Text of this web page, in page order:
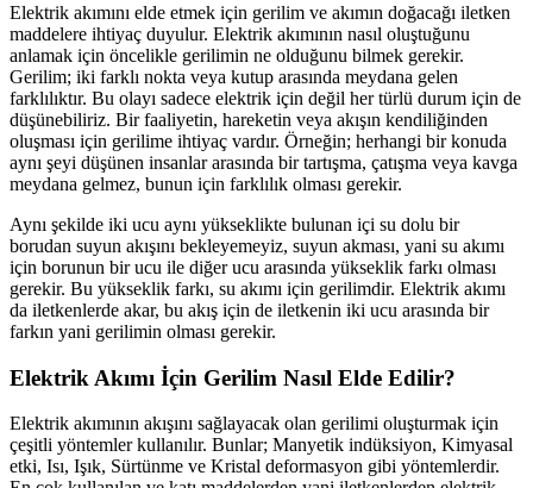
Elektrik akımını elde etmek için gerilim ve akımın doğacağı iletken
maddelere ihtiyaç duyulur. Elektrik akımının nasıl oluştuğunu
anlamak için öncelikle gerilimin ne olduğunu bilmek gerekir.
Gerilim; iki farklı nokta veya kutup arasında meydana gelen
farklılıktır. Bu olayı sadece elektrik için değil her türlü durum için de
düşünebiliriz. Bir faaliyetin, hareketin veya akışın kendiliğinden
oluşması için gerilime ihtiyaç vardır. Örneğin; herhangi bir konuda
aynı şeyi düşünen insanlar arasında bir tartışma, çatışma veya kavga
meydana gelmez, bunun için farklılık olması gerekir.
Aynı şekilde iki ucu aynı yükseklikte bulunan içi su dolu bir
borudan suyun akışını bekleyemeyiz, suyun akması, yani su akımı
için borunun bir ucu ile diğer ucu arasında yükseklik farkı olması
gerekir. Bu yükseklik farkı, su akımı için gerilimdir. Elektrik akımı
da iletkenlerde akar, bu akış için de iletkenin iki ucu arasında bir
farkın yani gerilimin olması gerekir.
Elektrik Akımı İçin Gerilim Nasıl Elde Edilir?
Elektrik akımının akışını sağlayacak olan gerilimi oluşturmak için
çeşitli yöntemler kullanılır. Bunlar; Manyetik indüksiyon, Kimyasal
etki, Isı, Işık, Sürtünme ve Kristal deformasyon gibi yöntemlerdir.